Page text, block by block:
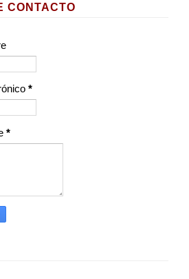
CONTACTO
*
*